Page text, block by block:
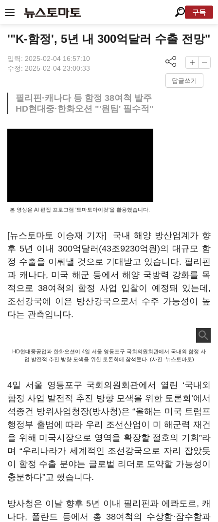
구독
'"K-함정', 5년 내 300억달러 수출 전망"
입력: 2025-02-04 16:57:10
수정: 2025-02-04 23:00:33
답글쓰기
필리핀·캐나다 등 함정 38여척 발주
HD현대중·한화오션 "'원팀' 필수적"
본 영상은 AI 편집 프로그램 '토마토아이컷'을 활용했습니다.
[뉴스토마토 이승재 기자] 국내 해양 방산업계가 향
후 5년 이내 300억달러(43조9230억원)의 대규모 함
정 수출을 이뤄낼 것으로 기대받고 있습니다. 필리핀
과 캐나다, 미국 해군 등에서 해양 국방력 강화를 목
적으로 38여척의 함정 사업 입찰이 예정돼 있는데,
조선강국에 이은 방산강국으로서 수주 가능성이 높
다는 관측입니다.
HD현대중공업과 한화오션이 4일 서울 영등포구 국회의원회관에서 국내외 함정 사
업 발전적 추진 방향 모색을 위한 토론회에 참석했다. (사진=뉴스토마토)
4일 서울 영등포구 국회의원회관에서 열린 ‘국내외
함정 사업 발전적 추진 방향 모색을 위한 토론회 ’에서
석종건 방위사업청장(방사청)은 “올해는 미국 트럼프
행정부 출범에 따라 우리 조선산업이 미 해군력 재건
을 위해 미국시장으로 영역을 확장할 절호의 기회 ”라
며 “우리나라가 세계적인 조선강국으로 자리 잡았듯
이 함정 수출 분야는 글로벌 리더로 도약할 가능성이
충분하다”고 했습니다.
방사청은 이날 향후 5년 이내 필리핀과 에콰도르, 캐
나다, 폴란드 등에서 총 38여척의 수상함·잠수함과